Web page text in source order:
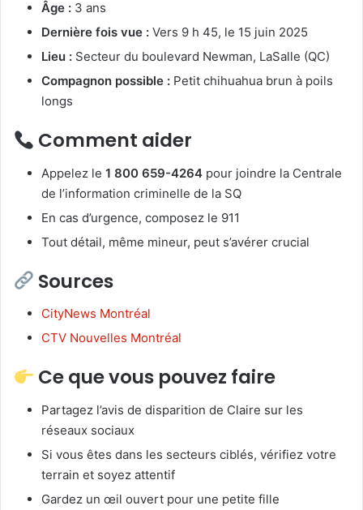
Âge : 3 ans
Dernière fois vue : Vers 9 h 45, le 15 juin 2025
Lieu : Secteur du boulevard Newman, LaSalle (QC)
Compagnon possible : Petit chihuahua brun à poils
longs
Comment aider
Appelez le 1 800 659-4264 pour joindre la Centrale
de l’information criminelle de la SQ
En cas d’urgence, composez le 911
Tout détail, même mineur, peut s’avérer crucial
Sources
CityNews Montréal
CTV Nouvelles Montréal
Ce que vous pouvez faire
Partagez l’avis de disparition de Claire sur les
réseaux sociaux
Si vous êtes dans les secteurs ciblés, vérifiez votre
terrain et soyez attentif
Gardez un œil ouvert pour une petite fille